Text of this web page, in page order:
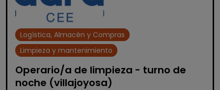
Logística, Almacén y Compras
Limpieza y mantenimiento
Operario/a de limpieza - turno de
noche (villajoyosa)